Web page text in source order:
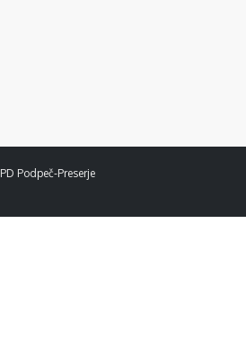
PD Podpeč-Preserje